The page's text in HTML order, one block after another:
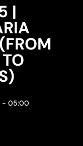
|
- 05:00